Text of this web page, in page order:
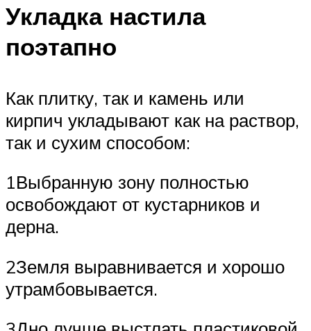
Укладка настила
поэтапно
Как плитку, так и камень или
кирпич укладывают как на раствор,
так и сухим способом:
1Выбранную зону полностью
освобождают от кустарников и
дерна.
2Земля выравнивается и хорошо
утрамбовывается.